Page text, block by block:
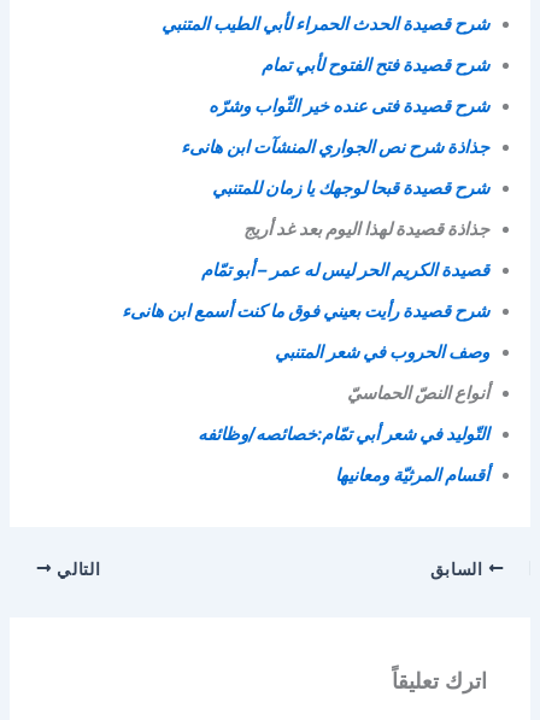
شرح قصيدة الحدث الحمراء لأبي الطيب المتنبي
شرح قصيدة فتح الفتوح لأبي تمام
شرح قصيدة فتى عنده خير الثّواب وشرّه
جذاذة شرح نص الجواري المنشآت ابن هانىء
شرح قصيدة قبحا لوجهك يا زمان للمتنبي
جذاذة قصيدة لهذا اليوم بعد غد أريج
قصيدة الكريم الحر ليس له عمر – أبو تمّام
شرح قصيدة رأيت بعيني فوق ما كنت أسمع ابن هانىء
وصف الحروب في شعر المتنبي
أنواع النصّ الحماسيّ
التّوليد في شعر أبي تمّام:خصائصه/وظائفه
أقسام المرثيّة ومعانيها
السابق التالي
اترك تعليقاً